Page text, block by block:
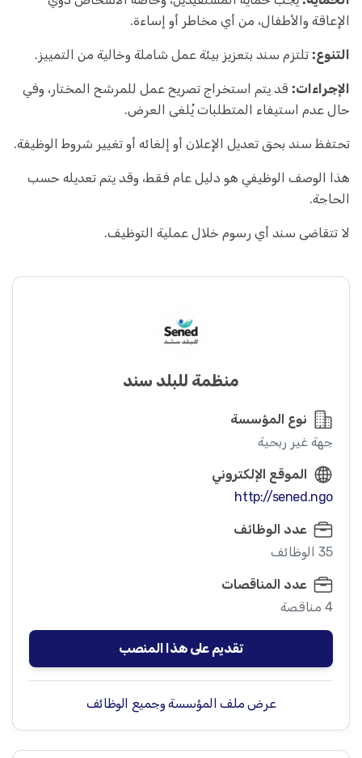
الإعاقة والأطفال، من أي مخاطر أو إساءة.
التنوع: تلتزم سند بتعزيز بيئة عمل شاملة وخالية من التمييز.
الإجراءات: قد يتم استخراج تصريح عمل للمرشح المختار، وفي
حال عدم استيفاء المتطلبات يُلغى العرض.
تحتفظ سند بحق تعديل الإعلان أو إلغائه أو تغيير شروط الوظيفة.
هذا الوصف الوظيفي هو دليل عام فقط، وقد يتم تعديله حسب
الحاجة.
لا تتقاضى سند أي رسوم خلال عملية التوظيف.
منظمة للبلد سند
نوع المؤسسة
جهة غير ربحية
الموقع الإلكتروني
http://sened.ngo
عدد الوظائف
35 الوظائف
عدد المناقصات
4 مناقصة
تقديم على هذا المنصب
عرض ملف المؤسسة وجميع الوظائف